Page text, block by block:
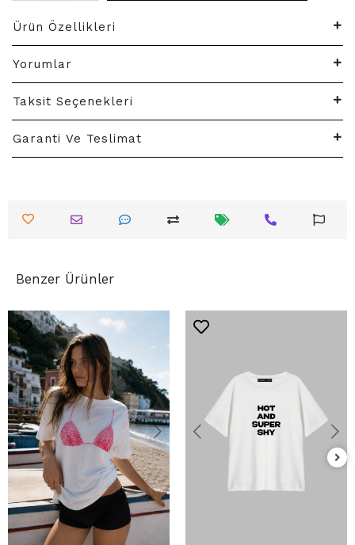
Ürün Özellikleri
Yorumlar
Taksit Seçenekleri
Garanti Ve Teslimat
Benzer Ürünler